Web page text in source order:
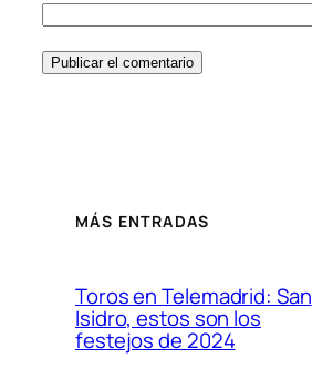
MÁS ENTRADAS
Toros en Telemadrid: San
Isidro, estos son los
festejos de 2024